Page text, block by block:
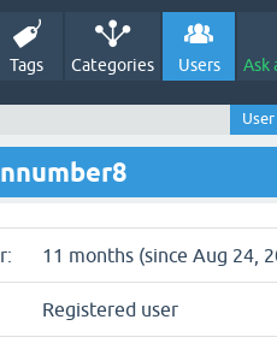
Tags Categories Users Ask
11 months (since Aug 24,
Registered user